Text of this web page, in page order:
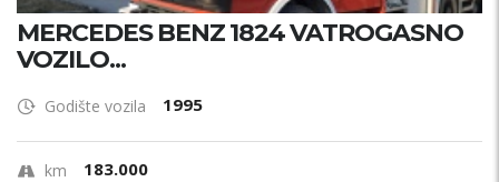
MERCEDES BENZ 1824 VATROGASNO
VOZILO...
Godište vozila 1995
km 183.000